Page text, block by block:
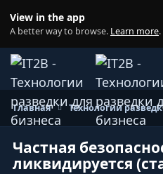
View in the app
A better way to browse. Learn more.
Главная Технологии
Частная
ликвидируется